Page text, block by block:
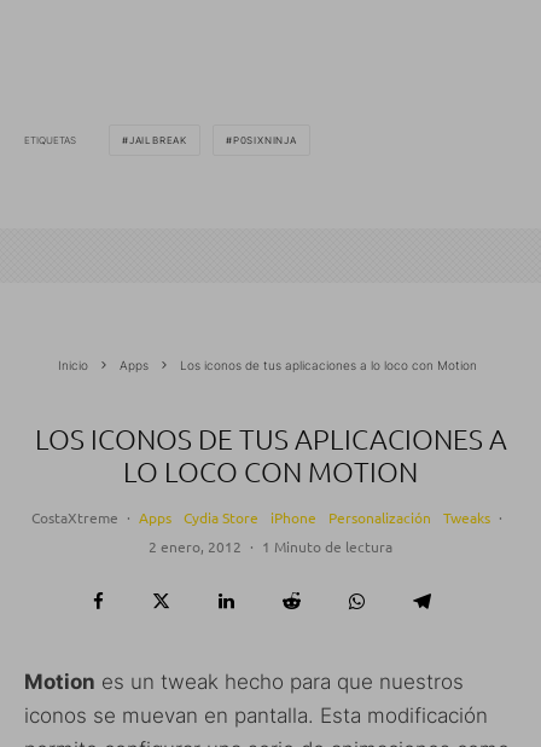
ETIQUETAS JAILBREAK P0SIXNINJA
Inicio Apps Los iconos de tus aplicaciones a lo loco con Motion
LOS ICONOS DE TUS APLICACIONES A
LO LOCO CON MOTION
CostaXtreme · Apps Cydia Store iPhone Personalización Tweaks ·
2 enero, 2012 · 1 Minuto de lectura
Motion es un tweak hecho para que nuestros
iconos se muevan en pantalla. Esta modificación